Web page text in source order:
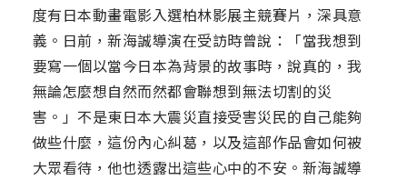
度有日本動畫電影入選柏林影展主競賽片，深具意
義。日前，新海誠導演在受訪時曾說：「當我想到
要寫一個以當今日本為背景的故事時，說真的，我
無論怎麼想自然而然都會聯想到無法切割的災
害。」不是東日本大震災直接受害災民的自己能夠
做些什麼，這份內心糾葛，以及這部作品會如何被
大眾看待，他也透露出這些心中的不安。新海誠導